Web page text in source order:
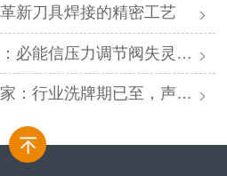
新刀具焊接的精密工艺
调节阀失灵的深度解析与专业修复
期已至，声峰源头工厂邀您抱团取暖